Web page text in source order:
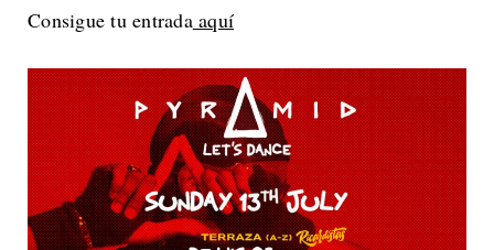
Consigue tu entradaaquí